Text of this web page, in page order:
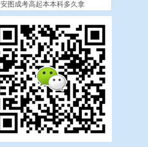
安图成考高起本本科多久拿
吉林职工医科大学继续教育
长春工业大学成考大专报考